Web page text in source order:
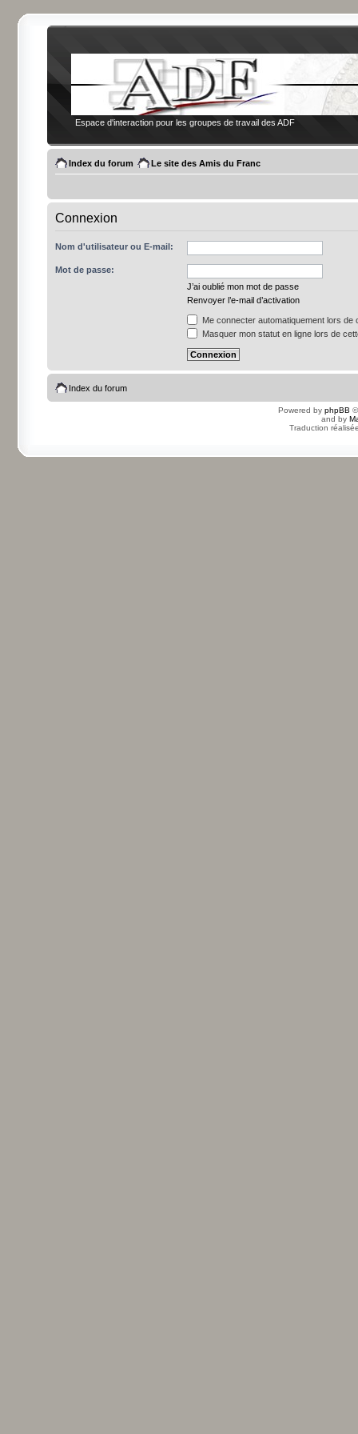
Espace d'interaction pour les groupes de travail des ADF
Index du forum Le site des Amis du Franc
Connexion
Nom d'utilisateur ou E-mail:
Mot de passe:
J’ai oublié mon mot de passe
Renvoyer l’e-mail d’activation
Me connecter automatiquement lors de
Masquer mon statut en ligne lors de
Index du forum
Powered by phpBB
and by
Traduction